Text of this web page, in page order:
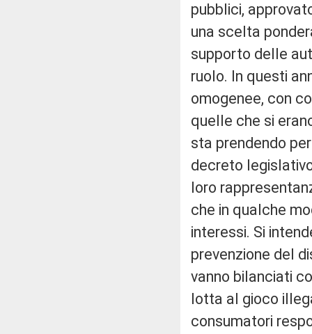
pubblici,
una scelta
supporto delle
ruolo. In questi
omogenee, con
quelle che si
sta prendendo
decreto
loro
che in qualche
interessi. Si
prevenzione del
vanno bilanciati
lotta al gioco
consumatori